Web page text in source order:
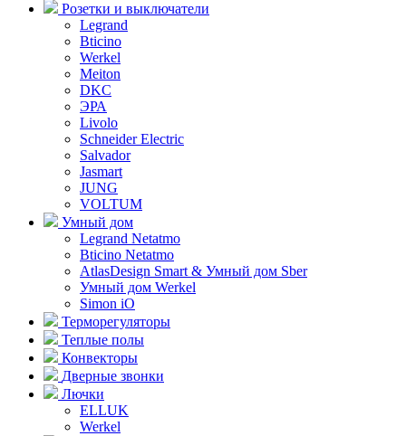
Розетки и выключатели
Legrand
Bticino
Werkel
Meiton
DKC
ЭРА
Livolo
Schneider Electric
Salvador
Jasmart
JUNG
VOLTUM
Умный дом
Legrand Netatmo
Bticino Netatmo
AtlasDesign Smart & Умный дом Sber
Умный дом Werkel
Simon iO
Терморегуляторы
Теплые полы
Конвекторы
Дверные звонки
Лючки
ELLUK
Werkel